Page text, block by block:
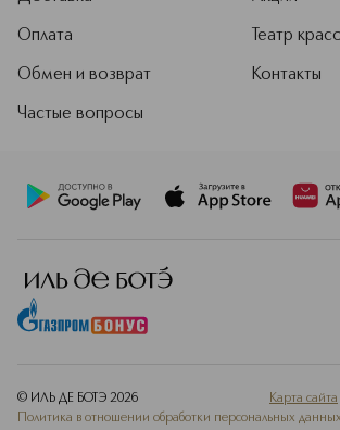
Оплата
Обмен и возврат
Частые вопросы
Театр
Контакты
© ИЛЬ ДЕ БОТЭ 2026
Карта сайта
Политика в отношении обработки персональных